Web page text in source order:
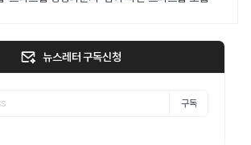
뉴스레터 구독신청
구독